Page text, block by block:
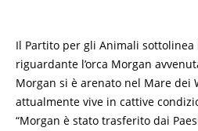
Il Partito per gli Animali
riguardante l’orca Morgan
Morgan si è arenato nel Mare dei
attualmente vive in cattive
“Morgan è stato trasferito dai